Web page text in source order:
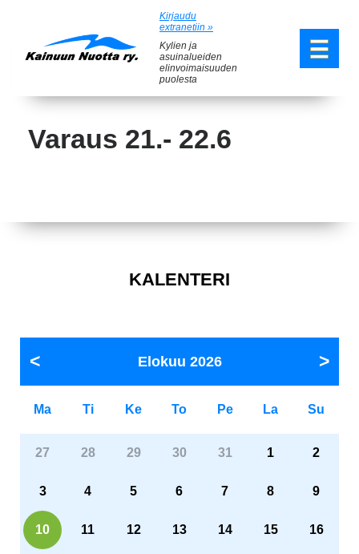
Kirjaudu
extranetiin »
Kylien ja
asuinalueiden
elinvoimaisuuden
puolesta
Varaus 21.- 22.6
KALENTERI
Elokuu 2026
Ma Ti Ke To Pe La Su
27 28 29 30 31 1 2
3 4 5 6 7 8 9
10 11 12 13 14 15 16